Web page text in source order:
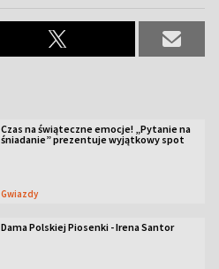
Czas na świąteczne emocje! „Pytanie na
śniadanie” prezentuje wyjątkowy spot
Gwiazdy
Dama Polskiej Piosenki - Irena Santor